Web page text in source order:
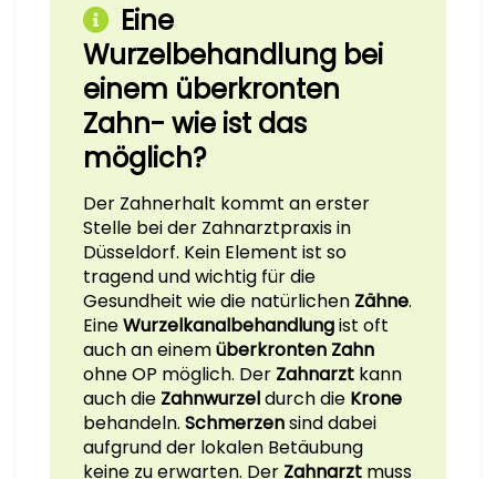
Eine
Wurzelbehandlung bei
einem überkronten
Zahn- wie ist das
möglich?
Der Zahnerhalt kommt an erster
Stelle bei der Zahnarztpraxis in
Düsseldorf. Kein Element ist so
tragend und wichtig für die
Gesundheit wie die natürlichen Zähne.
EineWurzelkanalbehandlungist oft
auch an einemüberkronten Zahn
ohne OP möglich. Der Zahnarzt kann
auch die Zahnwurzeldurch die Krone
behandeln. Schmerzensind dabei
aufgrund der lokalen Betäubung
keine zu erwarten. Der Zahnarzt muss